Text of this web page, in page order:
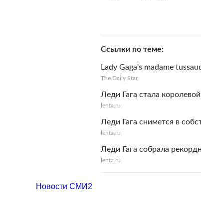
Ссылки по теме
Lady Gaga's madame
The Daily Star
Леди Гага стала
lenta.ru
Леди Гага снимется в
lenta.ru
Леди Гага собрала
lenta.ru
Новости СМИ2